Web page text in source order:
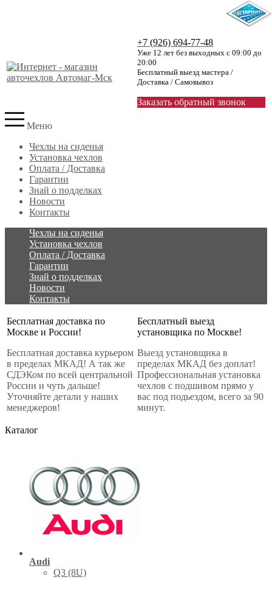
+7 (926) 694-77-48
Уже 12 лет без выходных с 09:00 до
20:00
Бесплатный выезд мастера /
Доставка / Самовывоз
Заказать обратный звонок
Меню
Чехлы на сиденья
Установка чехлов
Оплата / Доставка
Гарантии
Знай о подделках
Новости
Контакты
Чехлы на сиденья
Установка чехлов
Оплата / Доставка
Гарантии
Знай о подделках
Новости
Контакты
Бесплатная доставка по
Москве и России!
Бесплатная доставка курьером
в пределах МКАД! А так же
СДЭКом по всей центральной
России и чуть дальше!
Уточняйте детали у наших
менеджеров!
Бесплатный выезд
установщика по Москве!
Выезд установщика в
пределах МКАД без доплат!
Профессиональная установка
чехлов с подшивом прямо у
вас под подьездом, всего за 90
минут.
Каталог
Audi
Q3 (8U)